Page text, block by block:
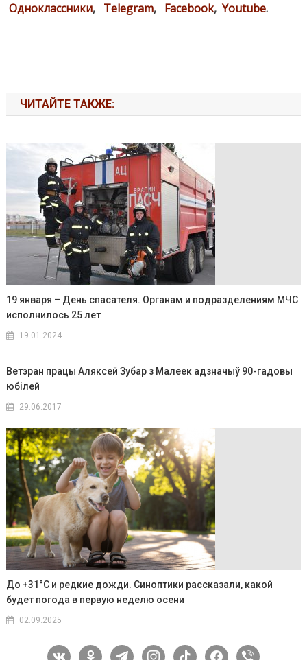
Одноклассники, Telegram, Facebook, Youtube.
ЧИТАЙТЕ ТАКЖЕ:
19 января – День спасателя. Органам и подразделениям МЧС
исполнилось 25 лет
19.01.2024
Ветэран працы Аляксей Зубар з Малеек адзначыў 90-гадовы
юбілей
29.06.2017
До +31°C и редкие дожди. Синоптики рассказали, какой
будет погода в первую неделю осени
02.09.2025
vkontakteodnoklassniki
telegraminstagram
tiktok facebook
viber